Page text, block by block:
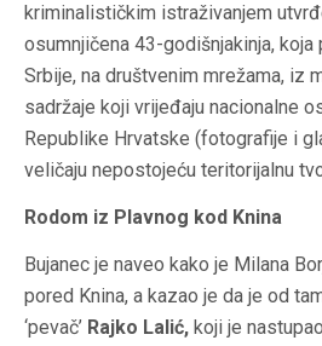
kriminalističkim istraživanjem
osumnjičena 43-godišnjakinja, koja
Srbije, na društvenim mrežama, iz
sadržaje koji vrijeđaju nacionalne
Republike Hrvatske (fotografije i
veličaju nepostojeću teritorijalnu
Rodom iz Plavnog kod Knina
Bujanec je naveo kako je Milana
pored Knina, a kazao je da je od
‘pevač’ Rajko Lalić, koji je